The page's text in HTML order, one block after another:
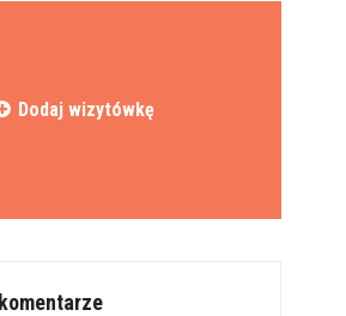
Dodaj wizytówkę